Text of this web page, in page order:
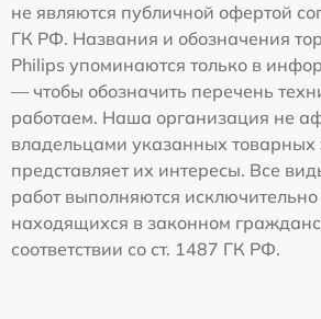
не являются публичной офертой
ГК РФ. Названия и обозначения
Philips упоминаются только в
— чтобы обозначить перечень
работаем. Наша организация не
владельцами указанных товарных
представляет их интересы. Все
работ выполняются исключительно
находящихся в законном
соответствии со ст. 1487 ГК РФ.